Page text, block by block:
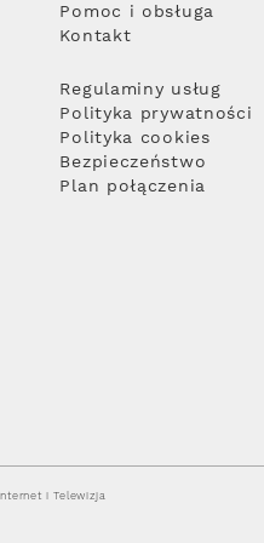
Pomoc i obsługa
Kontakt
Regulaminy usług
Polityka prywatności
Polityka cookies
Bezpieczeństwo
Plan połączenia
i Telewizja